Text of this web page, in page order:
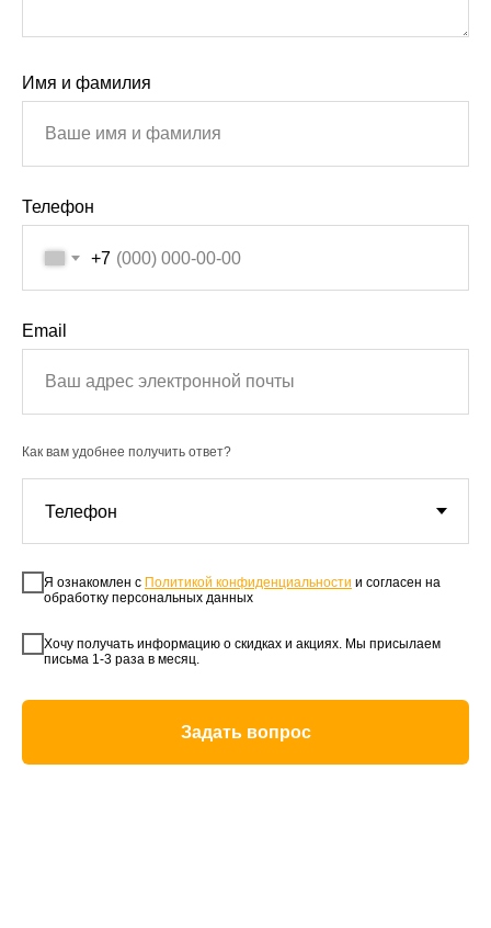
Имя и фамилия
Телефон
+7
Email
Как вам удобнее получить ответ?
Я ознакомлен с Политикой конфиденциальности и согласен на
обработку персональных данных
Хочу получать информацию о скидках и акциях. Мы присылаем
письма 1-3 раза в месяц.
Задать вопрос